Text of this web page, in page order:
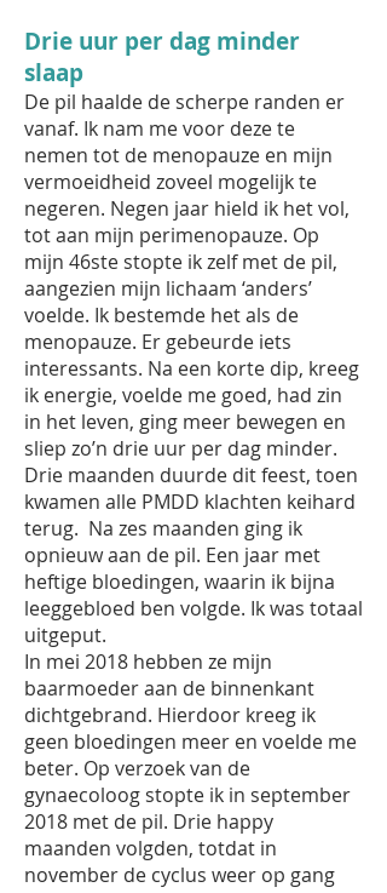
Drie uur per dag minder
slaap
De pil haalde de scherpe randen er
vanaf. Ik nam me voor deze te
nemen tot de menopauze en mijn
vermoeidheid zoveel mogelijk te
negeren. Negen jaar hield ik het vol,
tot aan mijn perimenopauze. Op
mijn 46ste stopte ik zelf met de pil,
aangezien mijn lichaam ‘anders’
voelde. Ik bestemde het als de
menopauze. Er gebeurde iets
interessants. Na een korte dip, kreeg
ik energie, voelde me goed, had zin
in het leven, ging meer bewegen en
sliep zo’n drie uur per dag minder.
Drie maanden duurde dit feest, toen
kwamen alle PMDD klachten keihard
terug. Na zes maanden ging ik
opnieuw aan de pil. Een jaar met
heftige bloedingen, waarin ik bijna
leeggebloed ben volgde. Ik was totaal
uitgeput.
In mei 2018 hebben ze mijn
baarmoeder aan de binnenkant
dichtgebrand. Hierdoor kreeg ik
geen bloedingen meer en voelde me
beter. Op verzoek van de
gynaecoloog stopte ik in september
2018 met de pil. Drie happy
maanden volgden, totdat in
november de cyclus weer op gang